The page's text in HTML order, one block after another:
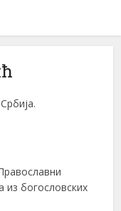
из богословских